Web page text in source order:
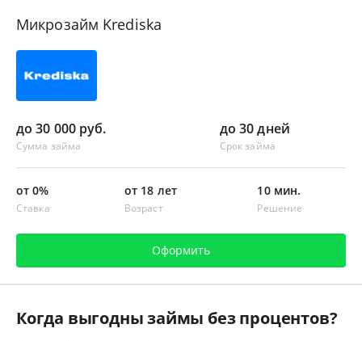
Микрозайм Krediska
до 30 000 руб.
Сумма займа
до 30 дней
Срок займа
от 0%
Ставка
от 18 лет
Возраст
10 мин.
Решение
Оформить
Когда выгодны займы без процентов?